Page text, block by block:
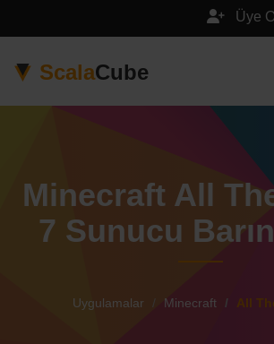
Üye
ScalaCube
Minecraft All
7 Sunucu
Uygulamalar Minecraft All